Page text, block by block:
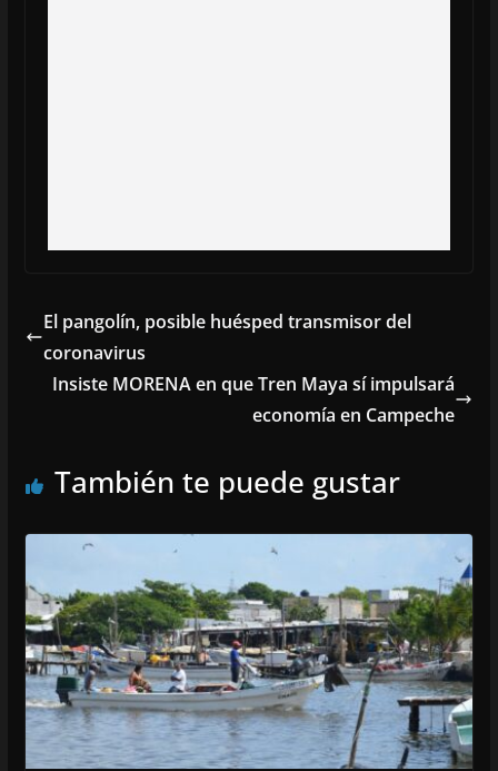
El pangolín, posible huésped transmisor del
coronavirus
Insiste MORENA en que Tren Maya sí impulsará
economía en Campeche
También te puede gustar